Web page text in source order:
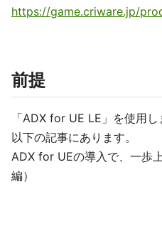
https://game.criware.jp/
前提
「ADX for UE LE」を使用
以下の記事にあります。
ADX for UEの導入で、一歩
編）